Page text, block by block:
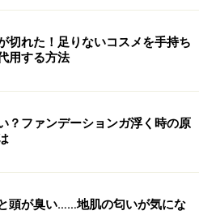
ローチする美容液・ク
メディカル セラム
初
に話題となった、日本初のシ
切れた！足りないコスメを手持ち
用する方法
？ファンデーションガ浮く時の原
頭が臭い……地肌の匂いが気にな